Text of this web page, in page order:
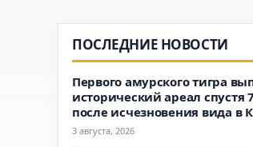
ПОСЛЕДНИЕ НОВОСТИ
Первого амурского тигра
исторический ареал спустя
после исчезновения вида в
3 августа, 2026